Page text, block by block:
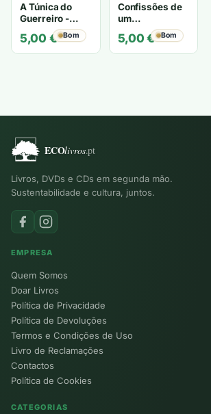
A Túnica do
Guerreiro -
Habersetzer
5,00 € Bom
Confissões de
um
Sportinguista -
Eduardo
Barroso
5,00€ Bom
Livros, DVDs e CDs em segunda mão.
Sustentabilidade e cultura, juntos.
EMPRESA
Quem Somos
Doar Livros
Política de Privacidade
Política de Devoluções
Termos e Condições de Uso
Livro de Reclamações
Contactos
Política de Cookies
CATEGORIAS